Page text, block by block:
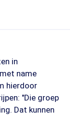
in
name
hierdoor
"Die groep
Dat kunnen